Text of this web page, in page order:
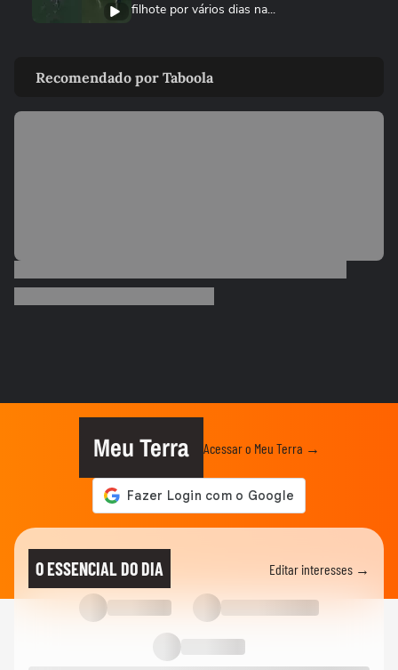
filhote por vários dias na...
explode e lança homem contra...
FUTEBOL
chamas após ataques em Ormuz
Lula diz que não é ‘louco’ de brigar com
China e EUA: ‘Quero...
No Japão, Zico tranquiliza fãs após
terremoto de grandes...
Lula critica sistema de saúde dos EUA ao
exaltar SUS: ‘Vá tentar...
Recomendado por Taboola
Meu Terra Acessar o Meu Terra →
O ESSENCIAL DO DIA Editar interesses →